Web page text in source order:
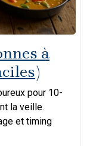
à
pour 10-
la veille.
et timing